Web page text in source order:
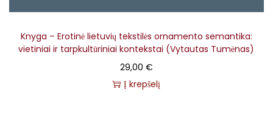
Knyga – Erotinė lietuvių tekstilės ornamento semantika:
vietiniai ir tarpkultūriniai kontekstai (Vytautas Tumėnas)
29,00 €
Į krepšelį